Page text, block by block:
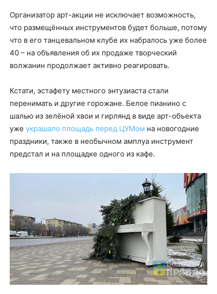
Организатор арт-акции не исключает возможность,
что размещённых инструментов будет больше, потому
что в его танцевальном клубе их набралось уже более
40 – на объявления об их продаже творческий
волжанин продолжает активно реагировать.
Кстати, эстафету местного энтузиаста стали
перенимать и другие горожане. Белое пианино с
шалью из зелёной хвои и гирлянд в виде арт-объекта
уже украшало площадь перед ЦУМом на новогодние
праздники, также в необычном амплуа инструмент
предстал и на площадке одного из кафе.